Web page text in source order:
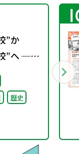
”か
”へ ──
答する
三回
とつな
歴史